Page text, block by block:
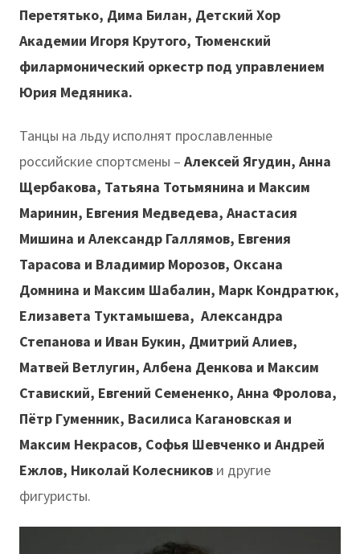
Перетятько, Дима Билан, Детский Хор
Академии Игоря Крутого, Тюменский
филармонический оркестр под управлением
Юрия Медяника.
Танцы на льду исполнят прославленные
российские спортсмены – Алексей Ягудин, Анна
Щербакова, Татьяна Тотьмянина и Максим
Маринин, Евгения Медведева, Анастасия
Мишина и Александр Галлямов, Евгения
Тарасова и Владимир Морозов, Оксана
Домнина и Максим Шабалин, Марк Кондратюк,
Елизавета Туктамышева, Александра
Степанова и Иван Букин, Дмитрий Алиев,
Матвей Ветлугин, Албена Денкова и Максим
Ставиский, Евгений Семененко, Анна Фролова,
Пётр Гуменник, Василиса Кагановская и
Максим Некрасов, Софья Шевченко и Андрей
Ежлов, Николай Колесников и другие
фигуристы.